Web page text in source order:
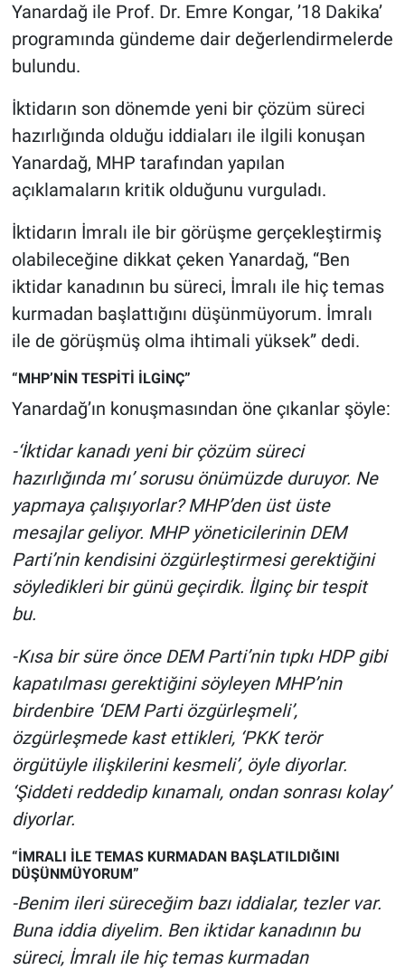
Yanardağ ile Prof. Dr. Emre Kongar, ’18 Dakika’
programında gündeme dair değerlendirmelerde
bulundu.
İktidarın son dönemde yeni bir çözüm süreci
hazırlığında olduğu iddiaları ile ilgili konuşan
Yanardağ, MHP tarafından yapılan
açıklamaların kritik olduğunu vurguladı.
İktidarın İmralı ile bir görüşme gerçekleştirmiş
olabileceğine dikkat çeken Yanardağ, “Ben
iktidar kanadının bu süreci, İmralı ile hiç temas
kurmadan başlattığını düşünmüyorum. İmralı
ile de görüşmüş olma ihtimali yüksek” dedi.
“MHP’NİN TESPİTİ İLGİNÇ”
Yanardağ’ın konuşmasından öne çıkanlar şöyle:
-‘İktidar kanadı yeni bir çözüm süreci
hazırlığında mı’ sorusu önümüzde duruyor. Ne
yapmaya çalışıyorlar? MHP’den üst üste
mesajlar geliyor. MHP yöneticilerinin DEM
Parti’nin kendisini özgürleştirmesi gerektiğini
söyledikleri bir günü geçirdik. İlginç bir tespit
bu.
-Kısa bir süre önce DEM Parti’nin tıpkı HDP gibi
kapatılması gerektiğini söyleyen MHP’nin
birdenbire ‘DEM Parti özgürleşmeli’,
özgürleşmede kast ettikleri, ‘PKK terör
örgütüyle ilişkilerini kesmeli’, öyle diyorlar.
‘Şiddeti reddedip kınamalı, ondan sonrası kolay’
diyorlar.
“İMRALI İLE TEMAS KURMADAN BAŞLATILDIĞINI
DÜŞÜNMÜYORUM”
-Benim ileri süreceğim bazı iddialar, tezler var.
Buna iddia diyelim. Ben iktidar kanadının bu
süreci, İmralı ile hiç temas kurmadan
Kimdir
Koronavirüs
Kültür Sanat
Ne demişti
Popüler
Sağlık
Teknoloji
Türkiye'nin Geleceği
Türkiye'nin Gündemi
Yerel Gündem